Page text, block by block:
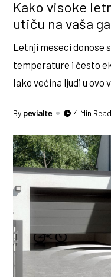
Kako visoke
utiču na vaša
Letnji meseci donose
temperature i često
Iako većina ljudi u ovo
By pevialte 4 Min Read